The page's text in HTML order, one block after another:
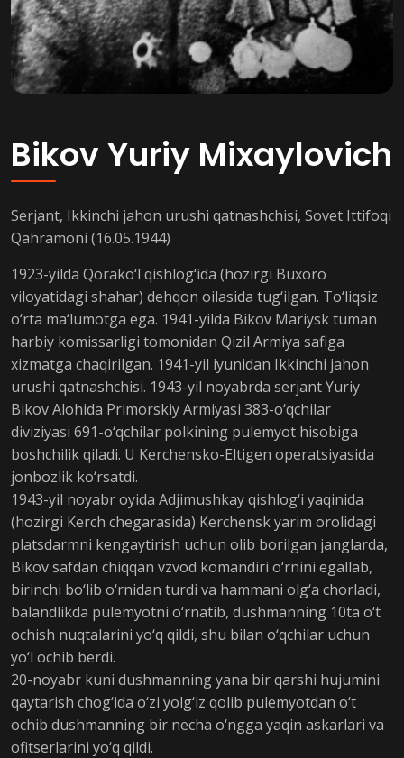
Bikov Yuriy Mixaylovich
Serjant, Ikkinchi jahon urushi qatnashchisi, Sovet Ittifoqi
Qahramoni (16.05.1944)
1923-yilda Qorako‘l qishlog‘ida (hozirgi Buxoro
viloyatidagi shahar) dehqon oilasida tug‘ilgan. To‘liqsiz
o‘rta ma‘lumotga ega. 1941-yilda Bikov Mariysk tuman
harbiy komissarligi tomonidan Qizil Armiya safiga
xizmatga chaqirilgan. 1941-yil iyunidan Ikkinchi jahon
urushi qatnashchisi. 1943-yil noyabrda serjant Yuriy
Bikov Alohida Primorskiy Armiyasi 383-o‘qchilar
diviziyasi 691-o‘qchilar polkining pulemyot hisobiga
boshchilik qiladi. U Kerchensko-Eltigen operatsiyasida
jonbozlik ko‘rsatdi.
1943-yil noyabr oyida Adjimushkay qishlog‘i yaqinida
(hozirgi Kerch chegarasida) Kerchensk yarim orolidagi
platsdarmni kengaytirish uchun olib borilgan janglarda,
Bikov safdan chiqqan vzvod komandiri o‘rnini egallab,
birinchi bo‘lib o‘rnidan turdi va hammani olg‘a chorladi,
balandlikda pulemyotni o‘rnatib, dushmanning 10ta o‘t
ochish nuqtalarini yo‘q qildi, shu bilan o‘qchilar uchun
yo‘l ochib berdi.
20-noyabr kuni dushmanning yana bir qarshi hujumini
qaytarish chog‘ida o‘zi yolg‘iz qolib pulemyotdan o‘t
ochib dushmanning bir necha o‘ngga yaqin askarlari va
ofitserlarini yo‘q qildi.